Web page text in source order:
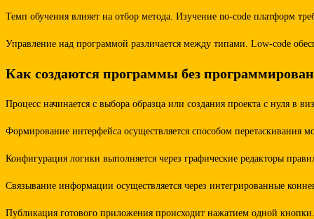
Темп обучения влияет на отбор метода. Изучение no-code платформ
Управление над программой различается между типами. Low-code
Как создаются программы без
Процесс начинается с выбора образца или создания проекта с нуля в
Формирование интерфейса осуществляется способом перетаскивания
Конфигурация логики выполняется через графические редакторы
Связывание информации осуществляется через интегрированные
Публикация готового приложения происходит нажатием одной